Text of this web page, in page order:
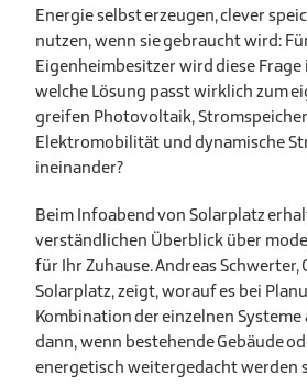
Energie selbst erzeugen, clever
nutzen, wenn sie gebraucht wird:
Eigenheimbesitzer wird diese
welche Lösung passt wirklich zum
greifen Photovoltaik,
Elektromobilität und dynamische
ineinander?
Beim Infoabend von Solarplatz
verständlichen Überblick über
für Ihr Zuhause. Andreas
Solarplatz, zeigt, worauf es bei
Kombination der einzelnen
dann, wenn bestehende Gebäude
energetisch weitergedacht werden